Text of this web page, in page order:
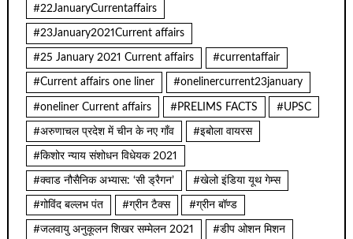
#22JanuaryCurrentaffairs
#23January2021Current affairs
#25 January 2021 Current affairs #currentaffair
#Current affairs one liner #onelinercurrent23january
#oneliner Current affairs #PRELIMS FACTS #UPSC
#अरुणाचल प्रदेश में चीन के नए गाँव #इबोला वायरस
#किशोर न्याय संशोधन विधेयक 2021
#क्वाड नौसैनिक अभ्यास: ‘सी ड्रैगन’ #खेलो इंडिया यूथ गेम्स
#गोविंद बल्लभ पंत #ग्रीन टैक्स #ग्रीन बॉण्ड
#जलवायु अनुकूलन शिखर सम्मेलन 2021 #डीप ओशन मिशन